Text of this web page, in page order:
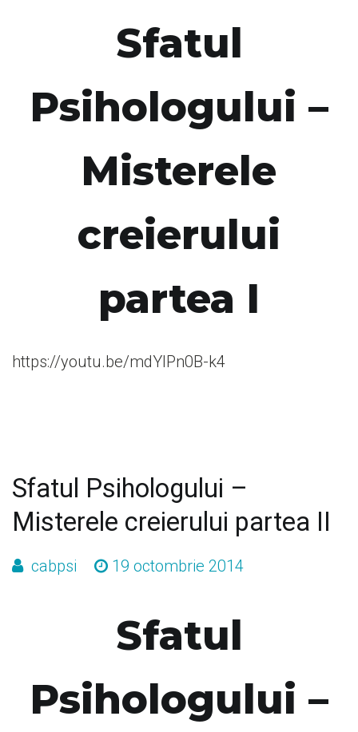
Sfatul
Psihologului –
Misterele
creierului
partea I
https://youtu.be/mdYIPn0B-k4
Sfatul Psihologului –
Misterele creierului partea II
cabpsi 19 octombrie 2014
Sfatul
Psihologului –